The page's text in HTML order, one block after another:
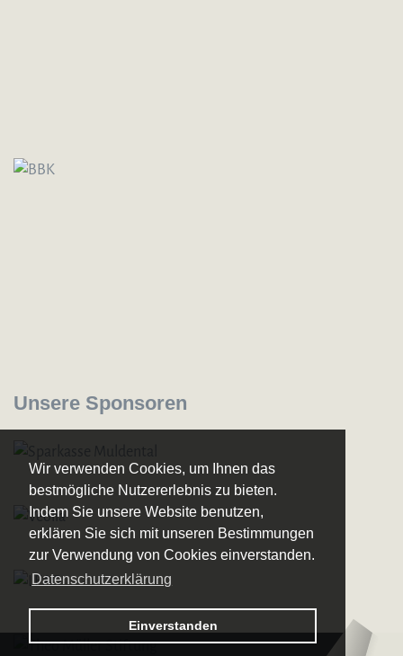
Wir verwenden Cookies, um Ihnen das
bestmögliche Nutzererlebnis zu bieten.
Indem Sie unsere Website benutzen,
erklären Sie sich mit unseren Bestimmungen
zur Verwendung von Cookies einverstanden.
Datenschutzerklärung
Einverstanden
Logo – Sächsische Bläserphilharmonie
Logo – Deutsche
Unsere Sponsoren